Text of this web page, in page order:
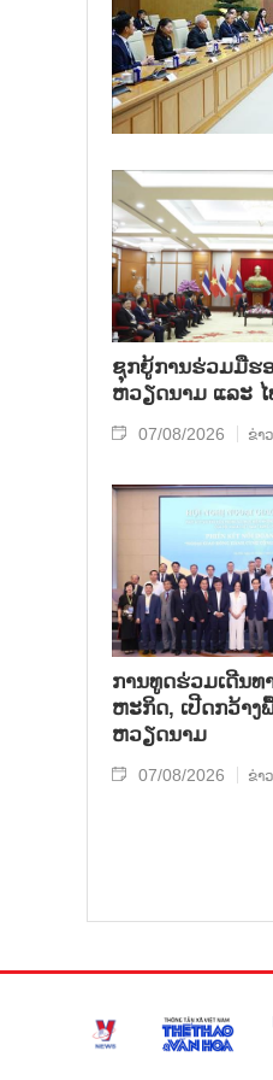
ຊຸກຍູ້ການຮ່ວມມືຮ
ຫວຽດນາມ ແລະ ໄ
07/08/2026 ຂ່າ
ການ​ທູດ​ຮ່ວມ​ເດີນ​ທ
ຫະ​ກ​ິດ, ເປີດກວ້າ
ຫວຽດ​ນາມ
07/08/2026 ຂ່າ